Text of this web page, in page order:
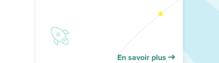
En savoir plus